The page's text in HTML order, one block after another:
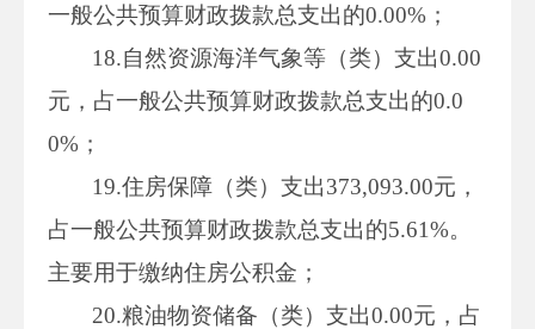
一般公共预算财政拨款总支出的0.00%；
18.自然资源海洋气象等（类）支出0.00
元，占一般公共预算财政拨款总支出的0.0
0%；
19.住房保障（类）支出373,093.00元，
占一般公共预算财政拨款总支出的5.61%。
主要用于缴纳住房公积金；
20.粮油物资储备（类）支出0.00元，占